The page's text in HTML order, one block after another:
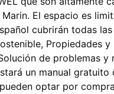
El espacio es
cubrirán todas
Propiedades y
de problemas y
un manual gratuito
optar por